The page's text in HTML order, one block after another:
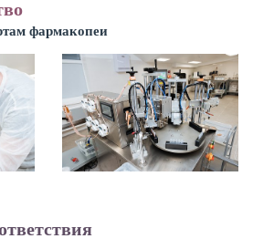
фармакопеи